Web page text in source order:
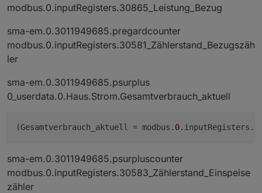
modbus.0.inputRegisters.30865_Leistung_Bezug
sma-em.0.3011949685.pregardcounter
modbus.0.inputRegisters.30581_Zählerstand_Bezugszäh
ler
sma-em.0.3011949685.psurplus
0_userdata.0.Haus.Strom.Gesamtverbrauch_aktuell
(Gesamtverbrauch_aktuell = modbus. 0.inputRegisters.
sma-em.0.3011949685.psurpluscounter
modbus.0.inputRegisters.30583_Zählerstand_Einspeise
zähler